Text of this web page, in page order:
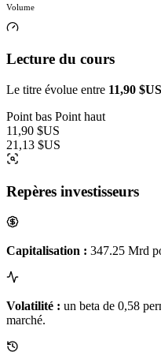
Volume
Lecture du cours
Le titre évolue entre 11,90 $US
Point bas Point haut
11,90 $US
21,13 $US
Repères investisseurs
Capitalisation : 347.25 Mrd
Volatilité : un beta de 0,58
marché.